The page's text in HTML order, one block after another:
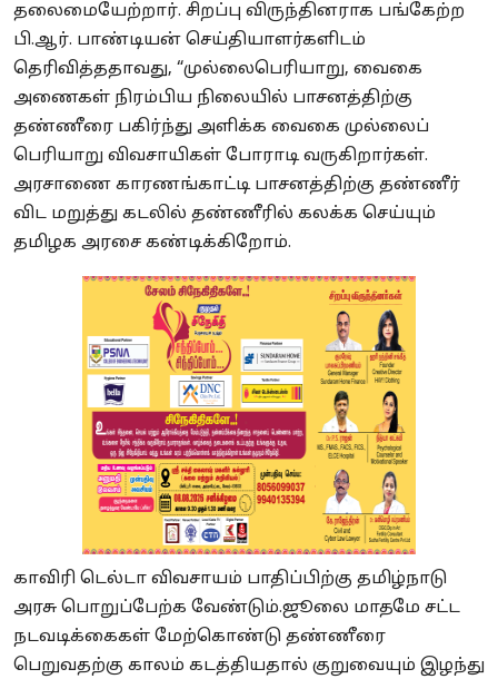
தலைமையேற்றார். சிறப்பு விருந்தினராக பங்கேற்ற
பி.ஆர். பாண்டியன் செய்தியாளர்களிடம்
தெரிவித்ததாவது, “முல்லைபெரியாறு, வைகை
அணைகள் நிரம்பிய நிலையில் பாசனத்திற்கு
தண்ணீரை பகிர்ந்து அளிக்க வைகை முல்லைப்
பெரியாறு விவசாயிகள் போராடி வருகிறார்கள்.
அரசாணை காரணங்காட்டி பாசனத்திற்கு தண்ணீர்
விட மறுத்து கடலில் தண்ணீரில் கலக்க செய்யும்
தமிழக அரசை கண்டிக்கிறோம்.
காவிரி டெல்டா விவசாயம் பாதிப்பிற்கு தமிழ்நாடு
அரசு பொறுப்பேற்க வேண்டும்.ஜூலை மாதமே சட்ட
நடவடிக்கைகள் மேற்கொண்டு தண்ணீரை
பெறுவதற்கு காலம் கடத்தியதால் குறுவையும் இழந்து